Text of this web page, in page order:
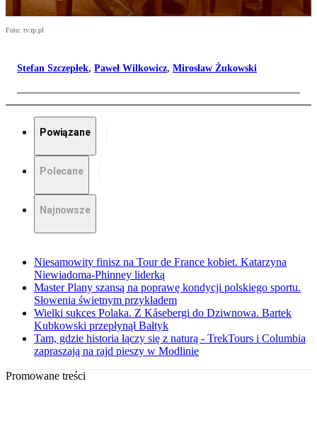
Foto: tv.rp.pl
Stefan Szczepłek, Paweł Wilkowicz, Mirosław Żukowski
Powiązane
Polecane
Najnowsze
Niesamowity finisz na Tour de France kobiet. Katarzyna
Niewiadoma-Phinney liderką
Master Plany szansą na poprawę kondycji polskiego sportu.
Słowenia świetnym przykładem
Wielki sukces Polaka. Z Kåsebergi do Dziwnowa. Bartek
Kubkowski przepłynął Bałtyk
Tam, gdzie historia łączy się z naturą - TrekTours i Columbia
zapraszają na rajd pieszy w Modlinie
Promowane treści